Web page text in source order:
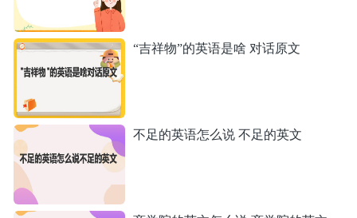
“吉祥物”的英语是啥 对话原文
不足的英语怎么说 不足的英文